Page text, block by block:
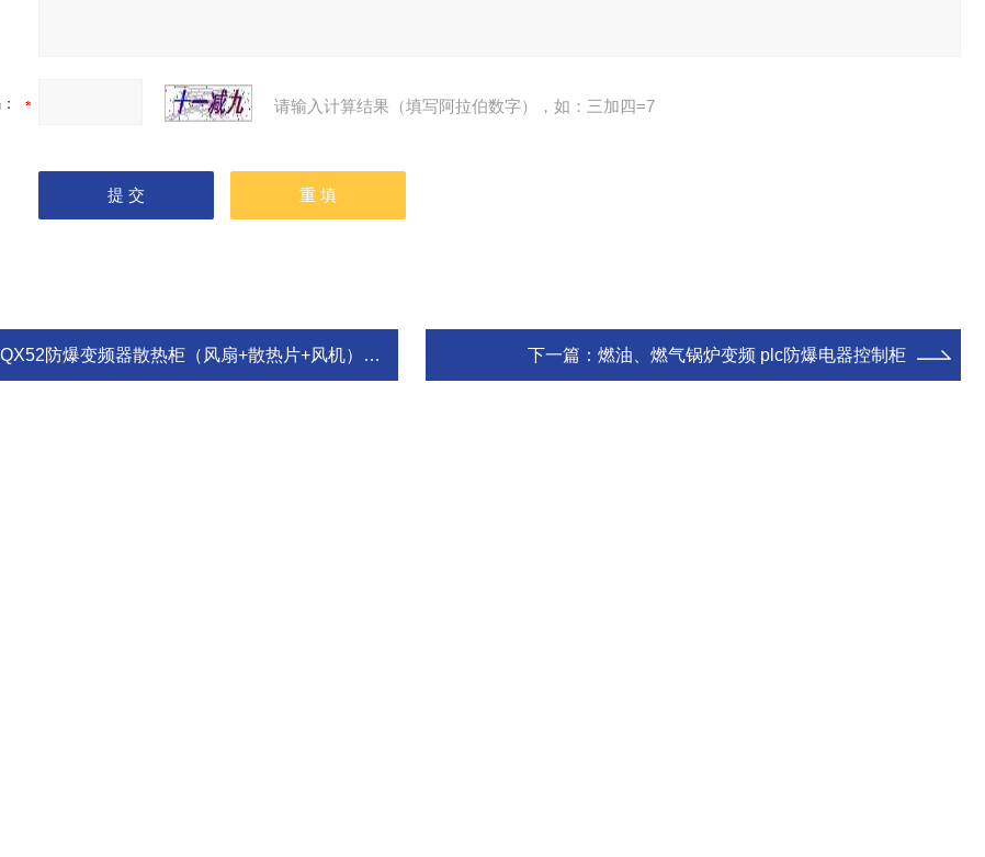
请输入计算结果（填写阿拉伯数字），如：三加四=7
防爆变频器散热柜（风扇+散热片+风机）定做 下一篇： 燃油、燃气锅炉变频 plc防爆电器控制柜